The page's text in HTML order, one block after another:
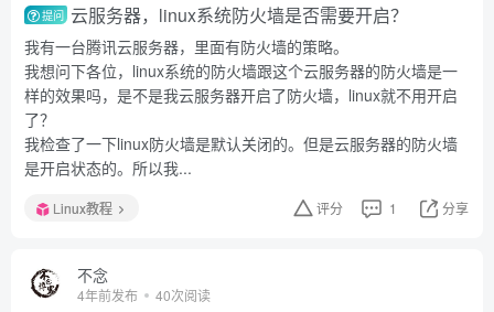
提问 云服务器，linux系统防火墙是否需要开启？
我有一台腾讯云服务器，里面有防火墙的策略。
我想问下各位，linux系统的防火墙跟这个云服务器的防火墙是一
样的效果吗，是不是我云服务器开启了防火墙，linux就不用开启
了？
我检查了一下linux防火墙是默认关闭的。但是云服务器的防火墙
是开启状态的。所以我...
Linux教程 评分 1 分享
不念
4年前发布 40次阅读